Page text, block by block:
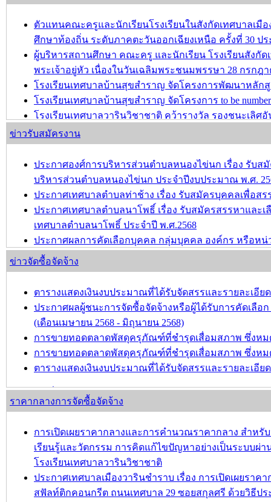
ตัวแทนคณะครูและนักเรียนโรงเรียนในสังกัดเทศบาลเ
ศึกษาท้องถิ่น ระดับภาคตะวันออกเฉียงเหนือ ครั้งที่ 30 ปร
ผู้บริหารสถานศึกษา คณะครู และนักเรียน โรงเรียนสังกั
พระเจ้าอยู่หัว เนื่องในวันเฉลิมพระชนมพรรษา 28 กรกฎ
โรงเรียนเทศบาลบ้านสุขสำราญ จัดโครงการพัฒนาหลั
โรงเรียนเทศบาลบ้านสุขสำราญ จัดโครงการ to be
โรงเรียนเทศบาลวารินวิชาชาติ คว้ารางวัล รองชนะเลิศ
อายุไม่เกิน 12 ปี ครั้งที่ 2 ประจำปีการศึกษา 2567
ข่าวรับสมัครงาน
ประกาศองศ์การบริหารส่วนตำบลหนองไข่นก เรื่อง รับส
บริหารส่วนตำบลหนองไข่นก ประจำปีงบประมาณ พ.ศ.
ประกาศเทศบาลตำบลท่าช้าง เรื่อง รับสมัครบุคคลเพื่อส
ประกาศเทศบาลตำบลนาโพธิ์ เรื่อง รับสมัครสรรหาและ
เทศบาลตำบลนาโพธิ์ ประจำปี พ.ศ.2568
ประกาศผลการคัดเลือกบุคคล กลุ่มบุคคล องค์กร หรือห
วัฒนธรรม ประจำปี พ.ศ.2568
ขอความอนุเคราะห์ประชาสัมพันธ์การรับสมัครเพื่อคัด
เสริมและรักษามรดกภูมิปัญญาทางวัฒนธรรม ประจำปี พ.
บทความ อื่นๆ ...
ข่าวจัดซื้อจัดจ้าง
ตารางแสดงเงินงบประมาณที่ได้รับจัดสรรและรายละเอี
ประกาศผลผู้ชนะการจัดซื้อจัดจ้างหรือผู้ได้รับการคัดเลื
(เดือนเมษายน 2568 - มิถุนายน 2568)
การขายทอดตลาดพัสดุครุภัณฑ์ที่ชำรุดเสื่อมสภาพ ซึ่งหม
การขายทอดตลาดพัสดุครุภัณฑ์ที่ชำรุดเสื่อมสภาพ ซึ่งหม
ตารางแสดงเงินงบประมาณที่ได้รับจัดสรรและรายละเอี
บทความ อื่นๆ ...
ราคากลางการจัดซื้อจัดจ้าง
การเปิดเผยราคากลางและการคำนวณราคากลาง สำห
เรียนรู้และวัตกรรม การคิดแก้ไขปัญหาอย่างเป็นระบบผ่า
โรงเรียนเทศบาลวารินวิชาชาติ
ประกาศเทศบาลเมืองวารินชำราบ เรื่อง การเปิดเผยรา
สฟัลท์ติกคอนกรีต ถนนเทศบาล 29 ซอยสกุลศรี ด้วยวิธีปร